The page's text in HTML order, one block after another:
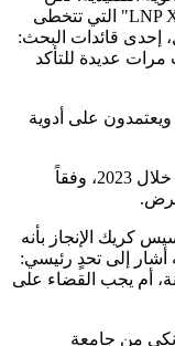
الفريق الأسترالي نجح في تطوير جسيمات "LNP X" التي تتخطى
إحدى قائدات البحث:
مرات عديدة للتأكد
ويعتمدون على أدوية
تسبب الإيدز في وفاة شخص واحد كل دقيقة خلال 2023، وفقاً
كريك الإنجاز بأنه
أشار إلى تحدٍ رئيسي:
أم يجب القضاء على
من جامعة